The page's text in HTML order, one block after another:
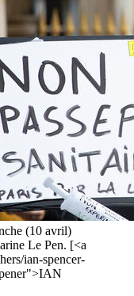
(10 avril)
Le Pen. [<a
ian-spencer-